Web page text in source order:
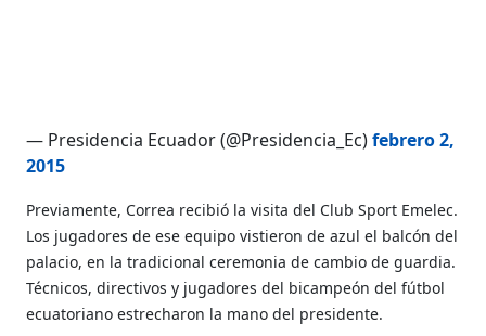
— Presidencia Ecuador (@Presidencia_Ec)febrero 2,
2015
Previamente, Correa recibió la visita del Club Sport Emelec.
Los jugadores de ese equipo vistieron de azul el balcón del
palacio, en la tradicional ceremonia de cambio de guardia.
Técnicos, directivos y jugadores del bicampeón del fútbol
ecuatoriano estrecharon la mano del presidente.